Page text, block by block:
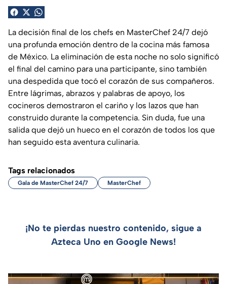
La decisión final de los chefs en MasterChef 24/7 dejó
una profunda emoción dentro de la cocina más famosa
de México. La eliminación de esta noche no solo significó
el final del camino para una participante, sino también
una despedida que tocó el corazón de sus compañeros.
Entre lágrimas, abrazos y palabras de apoyo, los
cocineros demostraron el cariño y los lazos que han
construido durante la competencia. Sin duda, fue una
salida que dejó un hueco en el corazón de todos los que
han seguido esta aventura culinaria.
Tags relacionados
Gala de MasterChef 24/7 MasterChef
¡No te pierdas nuestro contenido, sigue a
Azteca Uno en Google News!